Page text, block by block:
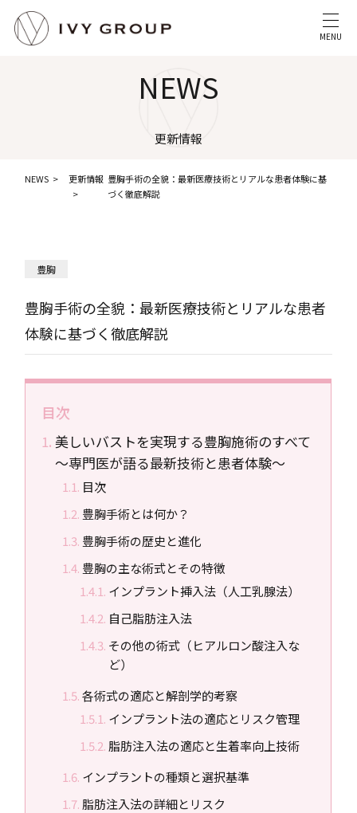
MENU
NEWS
更新情報
NEWS 更新情報 豊胸手術の全貌：最新医療技術とリアルな患者体験に基
づく徹底解説
豊胸
豊胸手術の全貌：最新医療技術とリアルな患者
体験に基づく徹底解説
目次
美しいバストを実現する豊胸施術のすべて
〜専門医が語る最新技術と患者体験〜
目次
豊胸手術とは何か？
豊胸手術の歴史と進化
豊胸の主な術式とその特徴
インプラント挿入法（人工乳腺法）
自己脂肪注入法
その他の術式（ヒアルロン酸注入な
ど）
各術式の適応と解剖学的考察
インプラント法の適応とリスク管理
脂肪注入法の適応と生着率向上技術
インプラントの種類と選択基準
脂肪注入法の詳細とリスク